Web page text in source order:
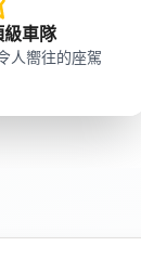
級車隊
人嚮往的座駕